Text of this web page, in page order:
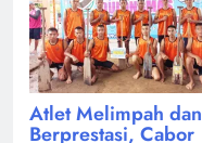
Atlet Melimpah dan
Berprestasi, Cabor